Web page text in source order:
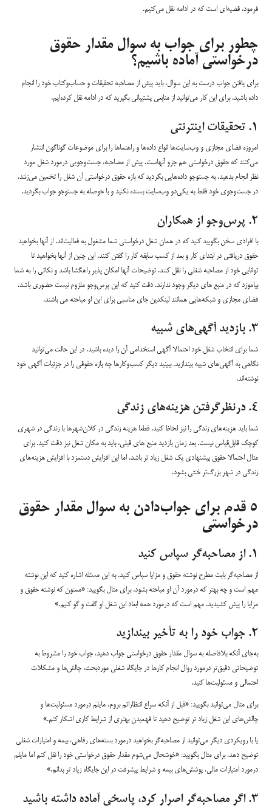
فرمود، قضیه‌ای است که در ادامه نقل می‌کنیم.
چطور برای جواب به سوال مقدار حقوق
درخواستی آماده باشیم؟
برای یافتن جواب درست به این سوال، باید پیش از مصاحبه تحقیقات و حساب‌وکتاب خود را انجام
داده باشید. برای این کار می‌توانید از منابعی پشتیبانی بگیرید که در ادامه نقل کرده‌ایم.
۱. تحقیقات اینترنتی
امروزه فضای مجازی و وب‌سایت‌ها انواع داده‌ها و راهنماها را برای موضوعات گوناگون انتشار
می‌کنند که حقوق درخواستی هم جزو آنهاست. پیش از مصاحبه، جست‌وجویی درمورد شغل مورد
نظر انجام بدهید. به جستوجو داده‌هایی بگردید که بازه حقوق درخواستی آن شغل را تخمین می‌زنند.
در جست‌وجوی خود فقط به یکی‌دو وب‌سایت بسنده نکنید و با حوصله به جستوجو جواب بگردید.
۲. پرس‌وجو از همکاران
با افرادی سخن بگویید کنید که در همان شغل درخواستی شما مشغول به فعالیت‌اند. از آنها بخواهید
حقوق دریافتی در ابتدای کار و بعد از کسب سابقه کار را گفتن کنند. این چنین از آنها بخواهید تا
توانایی خود از مصاحبه شغلی را نقل کنند. توضیحات آنها امکان پذیر راهگشا باشد و نکاتی را به شما
بیاموزد که در منبع های دیگر وجود ندارند. دقت کنید که این پرس‌وجو ملزوم نیست حضوری باشد.
فضای مجازی و شبکه‌هایی همانند لینکدین جای مناسبی برای این او مباحثه می باشند.
۳. بازدید آگهی‌های شبیه
شما برای انتخاب شغل خود احتمالا آگهی استخدامی آن را دیده باشید. در این حالت می‌توانید
نگاهی به آگهی‌های شبیه بیندازید. ببینید دیگر کسب‌وکارها چه بازه حقوقی را در جزئیات آگهی خود
نوشته‌اند.
۴. درنظرگرفتن هزینه‌های زندگی
شما باید هزینه‌های زندگی را نیز لحاظ کنید. قطعا هزینه زندگی در کلان‌شهرها با زندگی در شهری
کوچک قابل‌قیاس نیست. بعد زمان بازدید منبع های قبلی، باید به مکان شغل نیز دقت کنید. برای
مثال احتمالا حقوق پیشنهادی یک شغل زیاد تر باشد، اما این افزایش دستمزد با افزایش هزینه‌های
زندگی در شهر بزرگ‌تر خنثی بشود.
۵ قدم برای جواب‌دادن به سوال مقدار حقوق
درخواستی
۱. از مصاحبه‌گر سپاس کنید
از مصاحبه‌گر بابت مطرح نوشته حقوق و مزایا سپاس کنید. به این مسئله اشاره کنید که این نوشته
مهم است و چه بهتر که درمورد آن او مباحثه بشود. برای مثال بگویید: «ممنون که نوشته حقوق و
مزایا را پیش کشیدید. مهم است که درمورد همه ابعاد این شغل او گفت و گو کنیم.»
۲. جواب خود را به تأخیر بیندازید
به‌جای آنکه بلافاصله به سوال مقدار حقوق درخواستی جواب دهید، جواب خود را مشروط به
توضیحاتی دقیق‌تر درمورد روال انجام کارها در جایگاه شغلی موردبحث، چالش‌ها و مشکلات
احتمالی و مسئولیت‌ها کنید.
برای مثال می‌توانید بگویید: «قبل از آنکه سراغ انتظاراتم بروم، مایلم درمورد مسئولیت‌ها و
چالش‌های این شغل زیاد تر توضیح دهید تا فهمیدن بهتری از شرایط کاری اشکار کنم.»
یا با رویکردی دیگر می‌توانید از مصاحبه‌گر بخواهید درمورد بسته‌های رفاهی، بیمه و امتیازات شغلی
توضیح دهد. برای مثال بگویید: «خوشحال می‌شوم مقدار حقوق درخواستی خود را نقل کنم اما مایلم
درمورد امتیازات مالی، پوشش‌های بیمه و شرایط پیشرفت در این جایگاه زیاد تر بدانم.»
۳. اگر مصاحبه‌گر اصرار کرد، پاسخی آماده داشته باشید